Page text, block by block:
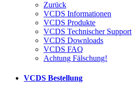
Zurück
VCDS Informationen
VCDS Produkte
VCDS Technischer Support
VCDS Downloads
VCDS FAQ
Achtung Fälschung!
VCDS Bestellung